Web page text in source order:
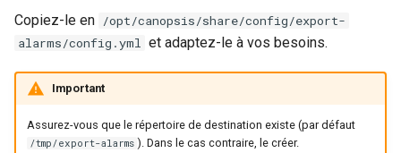
Copiez-le en /opt/canopsis/share/config/export-
alarms/config.yml
et adaptez-le à vos besoins.
Important
Assurez-vous que le répertoire de destination existe (par défaut
/tmp/export-alarms ). Dans le cas contraire, le créer.